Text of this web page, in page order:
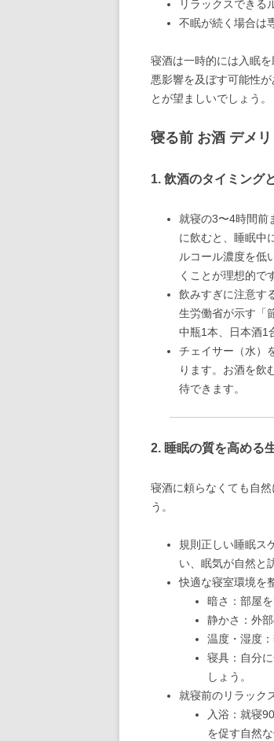
リラックスできる
不眠が続く場合は
寝酒は一時的には入眠
悪影響を及ぼす可能性
とが望ましいでしょう。
寝る前 お酒 デメ
1. 飲酒のタイミング
就寝の3〜4時間前
に飲むと、睡眠中
ルコール濃度を低
くことが理想的で
飲みすぎに注意す
生労働省が示す「
中瓶1本、日本酒1
チェイサー（水）
ります。お酒を飲
待できます。
2. 睡眠の質を高める
寝酒に頼らなくても自
う。
規則正しい睡眠ス
い、眠気が自然と
快適な寝室環境を
暗さ：部屋
静かさ：外
温度・湿度
寝具：自分
しょう。
就寝前のリラック
入浴：就寝
を促す自然